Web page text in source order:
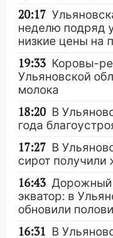
20:17
неделю подряд
низкие цены на
19:33 Коровы-
Ульяновской
молока
18:20 В
года
17:27 В
сирот получили
16:43 Дорожный
экватор: в
обновили
16:31 В